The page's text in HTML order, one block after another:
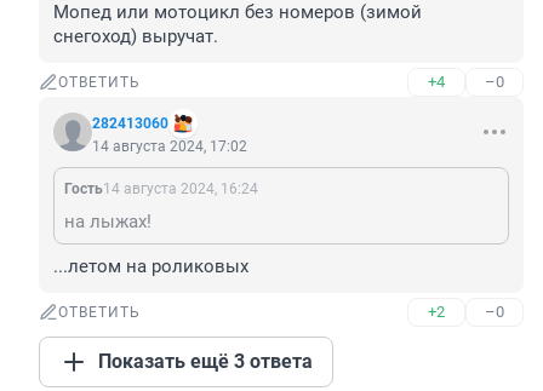
Мопед или мотоцикл без номеров (зимой
снегоход) выручат.
ОТВЕТИТЬ +4 –0
282413060
14 августа 2024, 17:02
Гость14 августа 2024, 16:24
на лыжах!
...летом на роликовых
ОТВЕТИТЬ +2 –0
Показать ещё 3 ответа